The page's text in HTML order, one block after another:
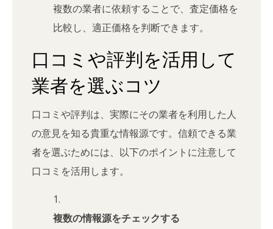
複数の業者に依頼することで、査定価格を
比較し、適正価格を判断できます。
口コミや評判を活用して
業者を選ぶコツ
口コミや評判は、実際にその業者を利用した人
の意見を知る貴重な情報源です。信頼できる業
者を選ぶためには、以下のポイントに注意して
口コミを活用します。
複数の情報源をチェックする